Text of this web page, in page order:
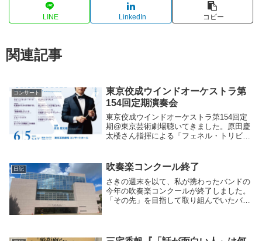
LINE LinkedIn コピー
関連記事
コンサート
東京佼成ウインドオーケストラ第
154回定期演奏会
東京佼成ウインドオーケストラ第154回定
期@東京芸術劇場聴いてきました。原田慶
太楼さん指揮による「フェネル・トリビュ
が折り重なった、比類なき名演でした！佼
成ウイン...
日記 吹奏楽コンクール終了
さきの週末を以て、私が携わったバンドの
今年の吹奏楽コンクールが終了しました。
「その先」を目指して取り組んでいたバン
日々、ホールでの...